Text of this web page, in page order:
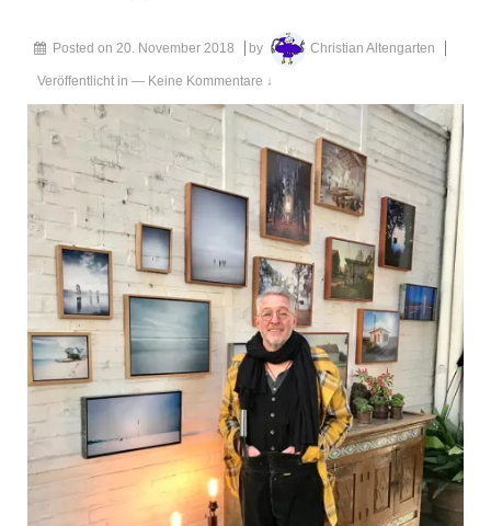
Posted on 20. November 2018 by Christian Altengarten
Veröffentlicht in — Keine Kommentare ↓